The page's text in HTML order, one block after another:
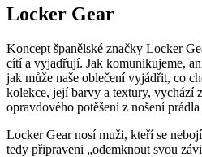
Locker Gear
Koncept španělské značky Locker
cítí a vyjadřují. Jak komunikujeme,
jak může naše oblečení vyjádřit, co
kolekce, její barvy a textury, vychází
opravdového potěšení z nošení
Locker Gear nosí muži, kteří se
tedy připraveni „odemknout svou